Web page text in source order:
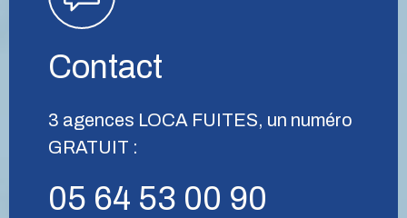
Contact
3 agences LOCA FUITES, un numéro
GRATUIT :
05 64 53 00 90